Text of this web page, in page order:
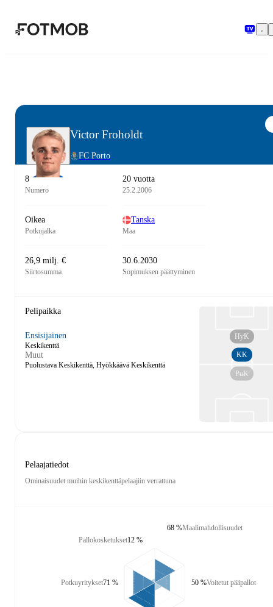
Victor Froholdt
FC Porto
8
Numero
20 vuotta
25.2.2006
Oikea
Potkujalka
Tanska
Maa
26,9 milj. €
Siirtosumma
30.6.2030
Sopimuksen päättyminen
Pelipaikka
Ensisijainen
Keskikenttä
Muut
Puolustava Keskikenttä, Hyökkäävä Keskikenttä
PuK
KK
HyK
Pelaajatiedot
Ominaisuudet muihin keskikenttäpelaajiin verrattuna
Pallokosketukset12 %
Potkuyritykset71 %
Maalimahdollisuudet
68 %
Voitetut pääpallot
50 %